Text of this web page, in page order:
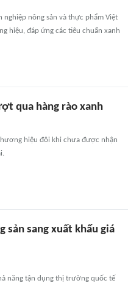
nông sản và thực phẩm Việt
hiệu, đáp ứng các tiêu chuẩn xanh
qua hàng rào xanh
hiệu đôi khi chưa được nhận
sản sang xuất khẩu giá
năng tận dụng thị trường quốc tế